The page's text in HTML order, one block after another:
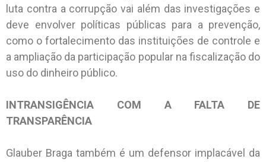
luta contra a corrupção vai além das investigações e
deve envolver políticas públicas para a prevenção,
como o fortalecimento das instituições de controle e
a ampliação da participação popular na fiscalização do
uso do dinheiro público.
INTRANSIGÊNCIA COM A FALTA DE
TRANSPARÊNCIA
Glauber Braga também é um defensor implacável da